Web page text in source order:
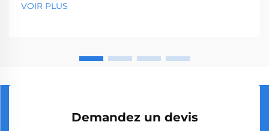
quincailleries aux sociétés de construction. Avec la
VOIR PLUS
Demandez un devis